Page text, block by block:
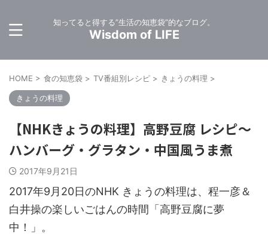
知ってると得する”生活の知恵袋”的なブログ。
Wisdom of LIFE
HOME > 食の知恵袋 > TV番組別レシピ > きょうの料理 >
きょうの料理
【NHKきょうの料理】高野豆腐 レシピ～
ハンバーグ・グラタン・中国風うま煮
2017年9月21日
2017年9月20日のNHK きょうの料理は、程一彦＆
白井操の楽しいごはんの時間「高野豆腐に夢
中！」。